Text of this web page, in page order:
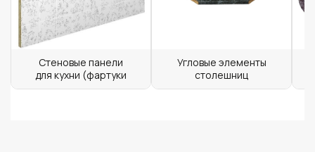
Стеновые панели
для кухни (фартуки
для кухни)
Угловые элементы
столешниц